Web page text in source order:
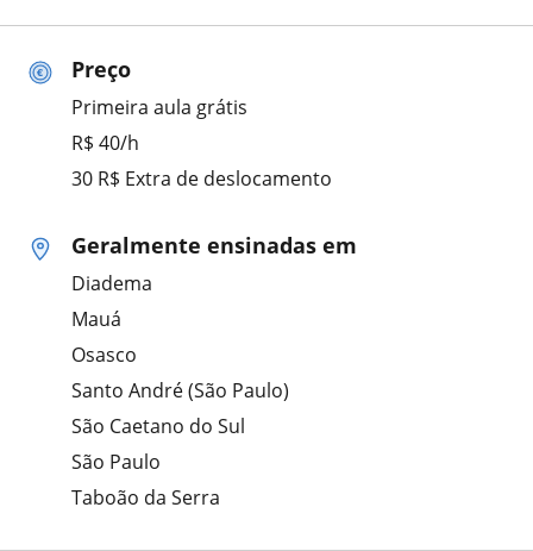
Preço
Primeira aula grátis
R$ 40/h
30 R$ Extra de deslocamento
Geralmente ensinadas em
Diadema
Mauá
Osasco
Santo André (São Paulo)
São Caetano do Sul
São Paulo
Taboão da Serra